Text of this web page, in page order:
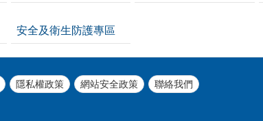
安全及衛生防護專區
隱私權政策 網站安全政策 聯絡我們